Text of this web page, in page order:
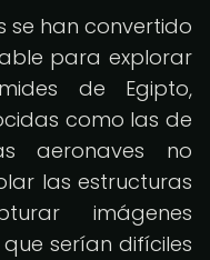
se han convertido
para explorar
de Egipto,
como las de
aeronaves no
las estructuras
imágenes
serían difíciles